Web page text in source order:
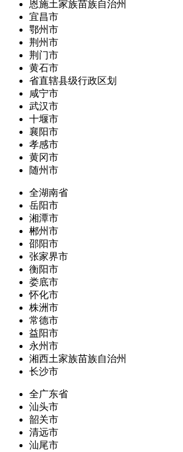
恩施土家族苗族自治州
宜昌市
鄂州市
荆州市
荆门市
黄石市
省直辖县级行政区划
咸宁市
武汉市
十堰市
襄阳市
孝感市
黄冈市
随州市
全湖南省
岳阳市
湘潭市
郴州市
邵阳市
张家界市
衡阳市
娄底市
怀化市
株洲市
常德市
益阳市
永州市
湘西土家族苗族自治州
长沙市
全广东省
汕头市
韶关市
清远市
汕尾市